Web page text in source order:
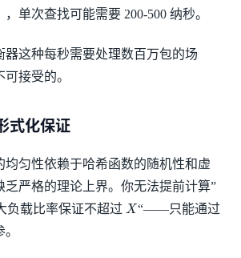
单次查找可能需要 200-500 纳秒。
器这种每秒需要处理数百万包的场
接受的。
式化保证
均匀性依赖于哈希函数的随机性和虚
乏严格的理论上界。你无法提前计算”
负载比率保证不超过 X“——只能通过